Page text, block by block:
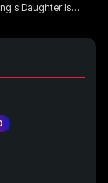
Daughter Is